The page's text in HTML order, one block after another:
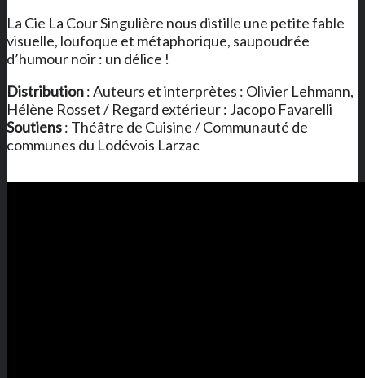
La Cie La Cour Singulière nous distille une petite fable
visuelle, loufoque et métaphorique, saupoudrée
d’humour noir : un délice !
Distribution: Auteurs et interprètes : Olivier Lehmann,
Hélène Rosset / Regard extérieur : Jacopo Favarelli
Soutiens: Théâtre de Cuisine / Communauté de
communes du Lodévois Larzac